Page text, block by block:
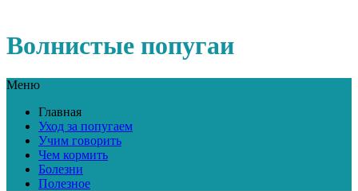
Волнистые попугаи
Меню
Главная
Уход за попугаем
Учим говорить
Чем кормить
Болезни
Полезное